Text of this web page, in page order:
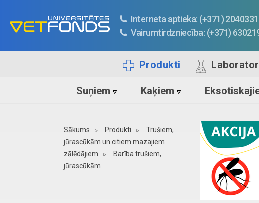
Interneta aptieka: (+371)
Vairumtirdzniecība: (+371)
Produkti
Suņiem Kaķiem
Sākums Produkti
Trušiem,
jūrascūkām un citiem mazajiem
zālēdājiem
Barība trušiem,
jūrascūkām